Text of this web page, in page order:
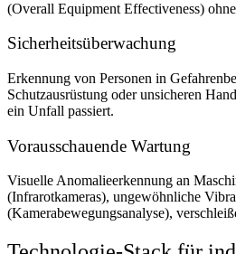
(Overall Equipment Effectiveness)
Sicherheitsüberwachung
Erkennung von Personen in
Schutzausrüstung oder unsicheren
ein Unfall passiert.
Vorausschauende Wartung
Visuelle Anomalieerkennung an
(Infrarotkameras), ungewöhnliche
(Kamerabewegungsanalyse),